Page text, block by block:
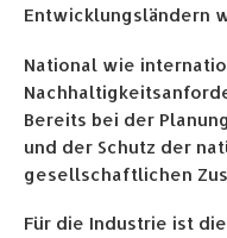
Entwicklungsländern
National wie
Bereits bei der
und der Schutz der
gesellschaftlichen
Für die Industrie ist